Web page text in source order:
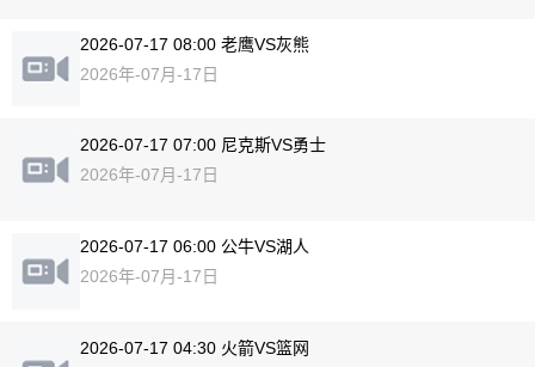
2026-07-17 08:00 老鹰VS灰熊
2026年-07月-17日
2026-07-17 07:00 尼克斯VS勇士
2026年-07月-17日
2026-07-17 06:00 公牛VS湖人
2026年-07月-17日
2026-07-17 04:30 火箭VS篮网